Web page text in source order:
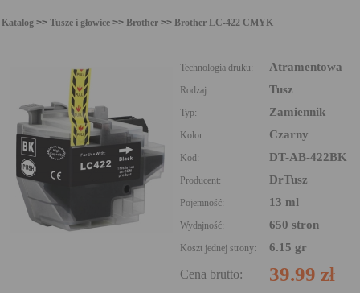
Katalog >> Tusze i głowice >> Brother >> Brother LC-422 CMYK
Technologia druku: Atramentowa
Rodzaj: Tusz
Typ: Zamiennik
Kolor: Czarny
Kod: DT-AB-422BK
Producent: DrTusz
Pojemność: 13 ml
Wydajność: 650 stron
Koszt jednej strony: 6.15 gr
Cena brutto: 39.99 zł